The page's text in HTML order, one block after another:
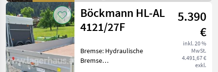
WÄHLEN
Landtechnik
21
MARKTPLATZ
Marktplatz Händlerangebote
27F** (Wir haben a
Böckmann
Böckmann HL-AL
4121/27F
5.390
€
inkl. 20 %
MwSt.
4.491,67 €
exkl.
Bremse: Hydraulische
Bremse